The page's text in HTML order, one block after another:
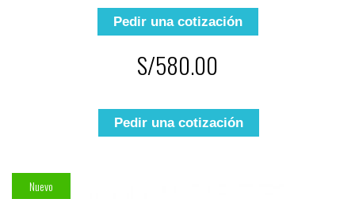
Pedir una cotización
S/580.00
Pedir una cotización
Nuevo